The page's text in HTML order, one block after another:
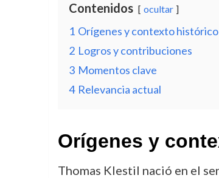
Contenidos ocultar
1 Orígenes y contexto histórico
2 Logros y contribuciones
3 Momentos clave
4 Relevancia actual
Orígenes y
Thomas Klestil nació en el